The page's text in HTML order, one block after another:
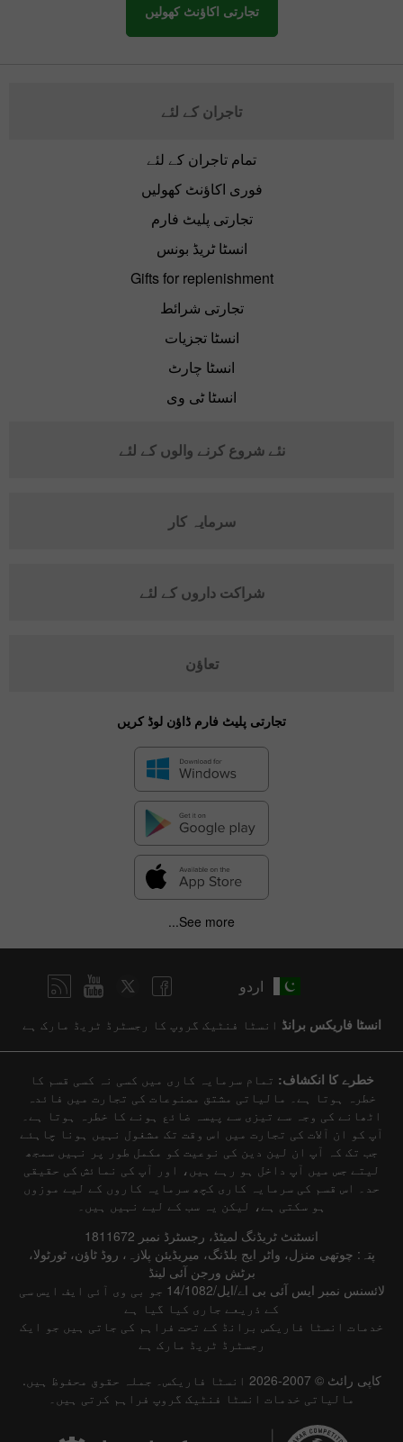
تجارتی اکاؤنٹ کھولیں
تاجران کے لئے
تمام تاجران کے لئے
فوری اکاؤنٹ کھولیں
تجارتی پلیٹ فارم
انسٹا ٹریڈ بونس
Gifts for replenishment
تجارتی شرائط
انسٹا تجزیات
انسٹا چارٹ
انسٹا ٹی وی
نئے شروع کرنے والوں کے لئے
سرمایہ کار
شراکت داروں کے لئے
تعاؤن
تجارتی پلیٹ فارم ڈاؤن لوڈ کریں
See more...
اردو
انسٹا فاریکس برانڈ انسٹا فنٹیک گروپ کا رجسٹرڈ ٹریڈ مارک ہے
خطرے کا انکشاف: تمام سرمایہ کاری میں کسی نہ کسی قسم کا
خطرہ ہوتا ہے۔ مالیاتی مشتق مصنوعات کی تجارت میں فائدہ
اٹھانے کی وجہ سے تیزی سے پیسہ ضائع ہونے کا خطرہ ہوتا ہے۔
آپ کو ان آلات کی تجارت میں اس وقت تک مشغول نہیں ہونا چاہئے
جب تک کہ آپ ان لین دین کی نوعیت کو مکمل طور پر نہیں سمجھ
لیتے جس میں آپ داخل ہو رہے ہیں، اور آپ کی نمائش کی حقیقی
حد۔ اس قسم کی سرمایہ کاری کچھ سرمایہ کاروں کے لیے موزوں
ہو سکتی ہے، لیکن یہ سب کے لیے نہیں ہیں۔
انسٹنٹ ٹریڈنگ لمیٹڈ، رجسٹرڈ نمبر 1811672
پتہ: چوتھی منزل، واٹر ایج بلڈنگ، میریڈیئن پلازہ، روڈ ٹاؤن، ٹورٹولا،
برٹش ورجن آئی لینڈ
لائسنس نمبر ایس آئی بی اے/ایل/14/1082 جو بی وی آئی ایف ایس سی
کے ذریعے جاری کیا گیا ہے
خدمات انسٹا فاریکس برانڈ کے تحت فراہم کی جاتی ہیں جو ایک
رجسٹرڈ ٹریڈ مارک ہے
کاپی رائٹ © 2007-2026 انسٹا فاریکس۔ جملہ حقوق محفوظ ہیں.
مالیاتی خدمات انسٹا فنٹیک گروپ فراہم کرتی ہیں۔